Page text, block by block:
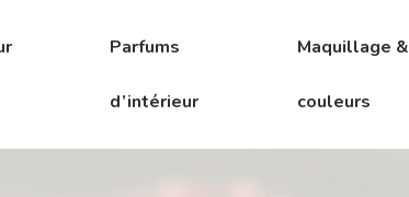
Parfums
d’intérieur
Maquillage &
couleurs